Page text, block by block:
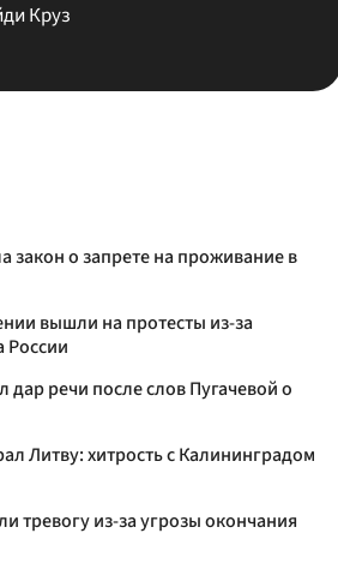
Круз
закон о запрете на проживание в
вышли на протесты из-за
России
дар речи после слов Пугачевой о
Литву: хитрость с Калининградом
тревогу из-за угрозы окончания